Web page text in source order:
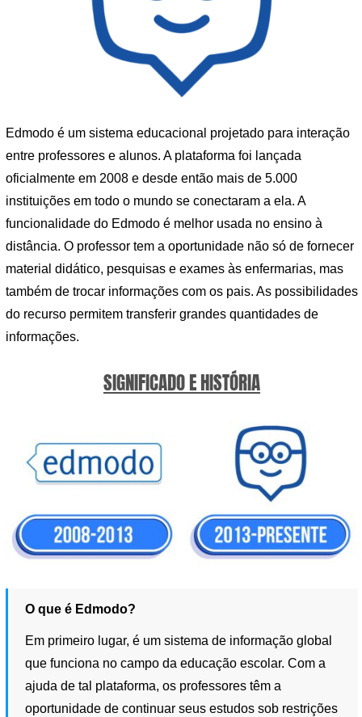
Edmodo é um sistema educacional projetado para interação
entre professores e alunos. A plataforma foi lançada
oficialmente em 2008 e desde então mais de 5.000
instituições em todo o mundo se conectaram a ela. A
funcionalidade do Edmodo é melhor usada no ensino à
distância. O professor tem a oportunidade não só de fornecer
material didático, pesquisas e exames às enfermarias, mas
também de trocar informações com os pais. As possibilidades
do recurso permitem transferir grandes quantidades de
informações.
SIGNIFICADO E HISTÓRIA
O que é Edmodo?
Em primeiro lugar, é um sistema de informação global
que funciona no campo da educação escolar. Com a
ajuda de tal plataforma, os professores têm a
oportunidade de continuar seus estudos sob restrições